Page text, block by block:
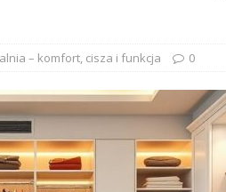
– komfort, cisza i funkcja 0